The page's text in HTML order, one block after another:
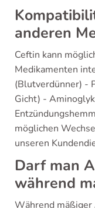
anderen
Ceftin kann
Medikamenten
(Blutverdünner) -
Gicht) -
möglichen
unseren
Darf man
während
Während